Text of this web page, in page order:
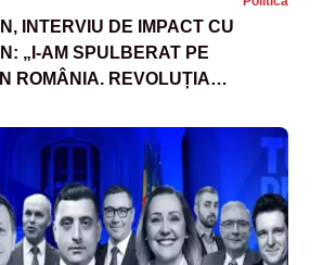
INTERVIU DE IMPACT CU
„I-AM SPULBERAT PE
ROMÂNIA. REVOLUȚIA